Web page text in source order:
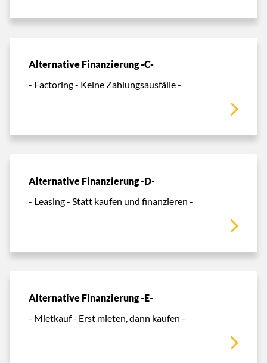
Alternative Finanzierung -C-
- Factoring - Keine Zahlungsausfälle -
Alternative Finanzierung -D-
- Leasing - Statt kaufen und finanzieren -
Alternative Finanzierung -E-
- Mietkauf - Erst mieten, dann kaufen -